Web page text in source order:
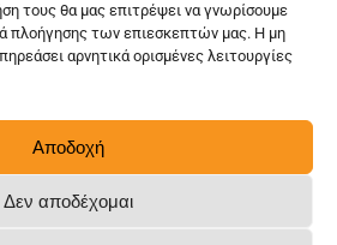
τους θα μας επιτρέψει να γνωρίσουμε
πλοήγησης των επιεσκεπτών μας. Η μη
αρνητικά ορισμένες λειτουργίες
Αποδοχή
Δεν αποδέχομαι